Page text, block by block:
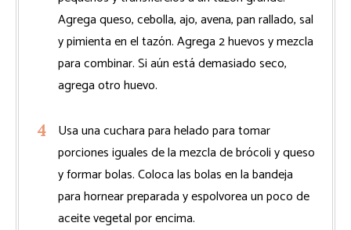
Agrega queso, cebolla, ajo, avena, pan rallado, sal
y pimienta en el tazón. Agrega 2 huevos y mezcla
para combinar. Si aún está demasiado seco,
agrega otro huevo.
Usa una cuchara para helado para tomar
porciones iguales de la mezcla de brócoli y queso
y formar bolas. Coloca las bolas en la bandeja
para hornear preparada y espolvorea un poco de
aceite vegetal por encima.